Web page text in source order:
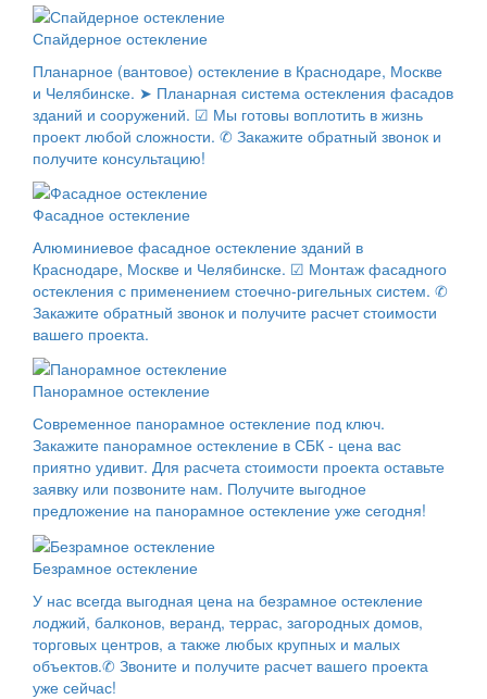
Спайдерное остекление
Планарное (вантовое) остекление в Краснодаре, Москве
и Челябинске. ➤ Планарная система остекления фасадов
зданий и сооружений. ☑ Мы готовы воплотить в жизнь
проект любой сложности. ✆ Закажите обратный звонок и
получите консультацию!
Фасадное остекление
Алюминиевое фасадное остекление зданий в
Краснодаре, Москве и Челябинске. ☑ Монтаж фасадного
остекления с применением стоечно-ригельных систем. ✆
Закажите обратный звонок и получите расчет стоимости
вашего проекта.
Панорамное остекление
Современное панорамное остекление под ключ.
Закажите панорамное остекление в СБК - цена вас
приятно удивит. Для расчета стоимости проекта оставьте
заявку или позвоните нам. Получите выгодное
предложение на панорамное остекление уже сегодня!
Безрамное остекление
У нас всегда выгодная цена на безрамное остекление
лоджий, балконов, веранд, террас, загородных домов,
торговых центров, а также любых крупных и малых
объектов.✆ Звоните и получите расчет вашего проекта
уже сейчас!